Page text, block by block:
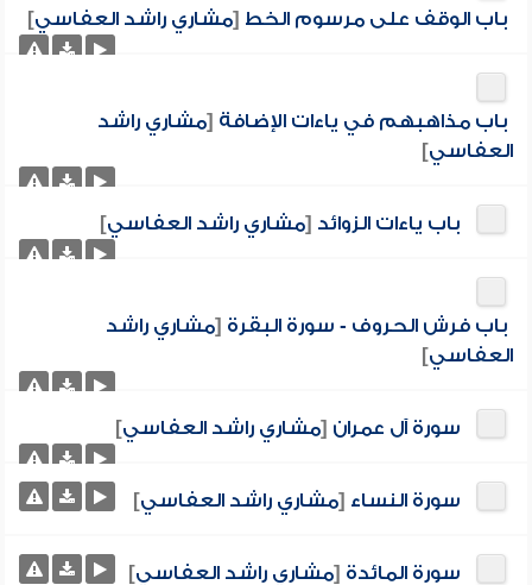
باب الوقف على مرسوم الخط [مشاري راشد العفاسي]
باب مذاهبهم في ياءات الإضافة [مشاري راشد
العفاسي]
باب ياءات الزوائد [مشاري راشد العفاسي]
باب فرش الحروف - سورة البقرة [مشاري راشد
العفاسي]
سورة آل عمران [مشاري راشد العفاسي]
سورة النساء [مشاري راشد العفاسي]
سورة المائدة [مشاري راشد العفاسي]